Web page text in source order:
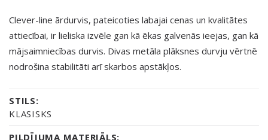
Clever-line ārdurvis, pateicoties labajai cenas un kvalitātes
attiecībai, ir lieliska izvēle gan kā ēkas galvenās ieejas, gan kā
mājsaimniecības durvis. Divas metāla plāksnes durvju vērtnē
nodrošina stabilitāti arī skarbos apstākļos.
STILS:
KLASISKS
PILDĪJUMA MATERIĀLS: